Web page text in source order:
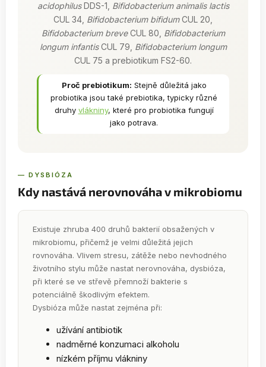
acidophilusDDS-1, Bifidobacterium animalis lactis
CUL 34, Bifidobacterium bifidumCUL 20,
Bifidobacterium breveCUL 80, Bifidobacterium
longum infantisCUL 79, Bifidobacterium longum
CUL 75 a prebiotikum FS2-60.
Proč prebiotikum: Stejně důležitá jako
probiotika jsou také prebiotika, typicky různé
druhy vlákniny, které pro probiotika fungují
jako potrava.
— DYSBIÓZA
Kdy nastává nerovnováha v mikrobiomu
Existuje zhruba 400 druhů bakterií obsažených v
mikrobiomu, přičemž je velmi důležitá jejich
rovnováha. Vlivem stresu, zátěže nebo nevhodného
životního stylu může nastat nerovnováha, dysbióza,
při které se ve střevě přemnoží bakterie s
potenciálně škodlivým efektem.
Dysbióza může nastat zejména při:
užívání antibiotik
nadměrné konzumaci alkoholu
nízkém příjmu vlákniny